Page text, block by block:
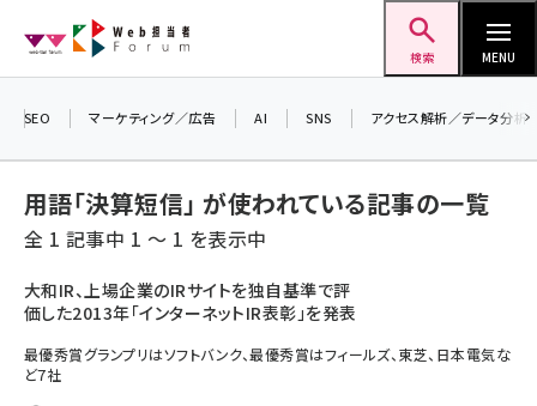
ン
検索 MENU
ai (2804)
youtube (2431)
SEO マーケティング／広告 AI SNS アクセス解析／データ分析
用語「決算短信」 が使われている記事の一覧
全 1 記事中 1 ～ 1 を表示中
大和IR、上場企業のIRサイトを独自基準で評
価した2013年「インターネットIR表彰」を発表
最優秀賞グランプリはソフトバンク、最優秀賞はフィールズ、東芝、日本電気な
ど7社